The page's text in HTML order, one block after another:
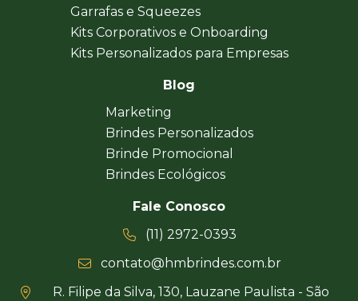
Garrafas e Squeezes
Kits Corporativos e Onboarding
Kits Personalizados para Empresas
Blog
Marketing
Brindes Personalizados
Brinde Promocional
Brindes Ecológicos
Fale Conosco
(11) 2972-0393
contato@hmbrindes.com.br
R. Filipe da Silva, 130, Lauzane Paulista - São